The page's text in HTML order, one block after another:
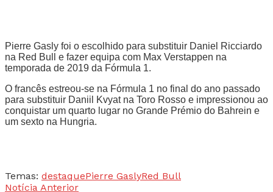
Pierre Gasly foi o escolhido para substituir Daniel Ricciardo
na Red Bull e fazer equipa com Max Verstappen na
temporada de 2019 da Fórmula 1.
O francês estreou-se na Fórmula 1 no final do ano passado
para substituir Daniil Kvyat na Toro Rosso e impressionou ao
conquistar um quarto lugar no Grande Prémio do Bahrein e
um sexto na Hungria.
Temas: destaquePierre GaslyRed Bull
Notícia Anterior